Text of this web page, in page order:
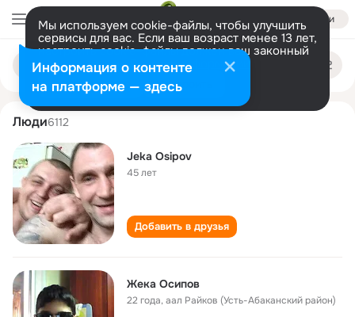
Войти
Мы используем cookie-файлы, чтобы улучшить
сервисы для вас. Если ваш возраст менее 13 лет,
настроить cookie-файлы должен ваш законный
представитель. Больше информации
Разрешить все Настроить
Поиск
людям
zheka osipov
Люди6112
Jeka Osipov
45 лет
Добавить в друзья
Жека Осипов
22 года,аал Райков (Усть-Абаканский район)
Информация о контенте
на платформе — здесь